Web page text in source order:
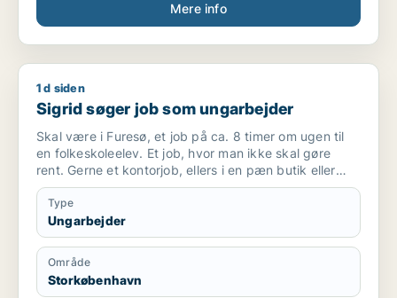
Mere info
Sigrid søger job som ungarbejder
1 d siden
Sigrid søger job som ungarbejder
Skal være i Furesø, et job på ca. 8 timer om ugen til
en folkeskoleelev. Et job, hvor man ikke skal gøre
rent. Gerne et kontorjob, ellers i en pæn butik eller
andet.
Type
Ungarbejder
Område
Storkøbenhavn